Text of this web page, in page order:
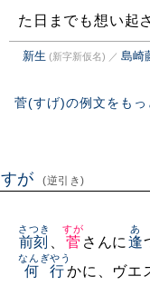
た日までも想い起
新生 (新字新仮名) ／ 島崎
菅(すげ)の例文をもっ
すが (逆引き)
前刻
さつき
菅
すが
さんに 逢
あ
何行
なんぎやう
かに、ヴエ